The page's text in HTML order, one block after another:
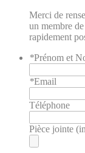
Merci de
un membre
rapidement
*Prénom et
*Email
Téléphone
Pièce jointe